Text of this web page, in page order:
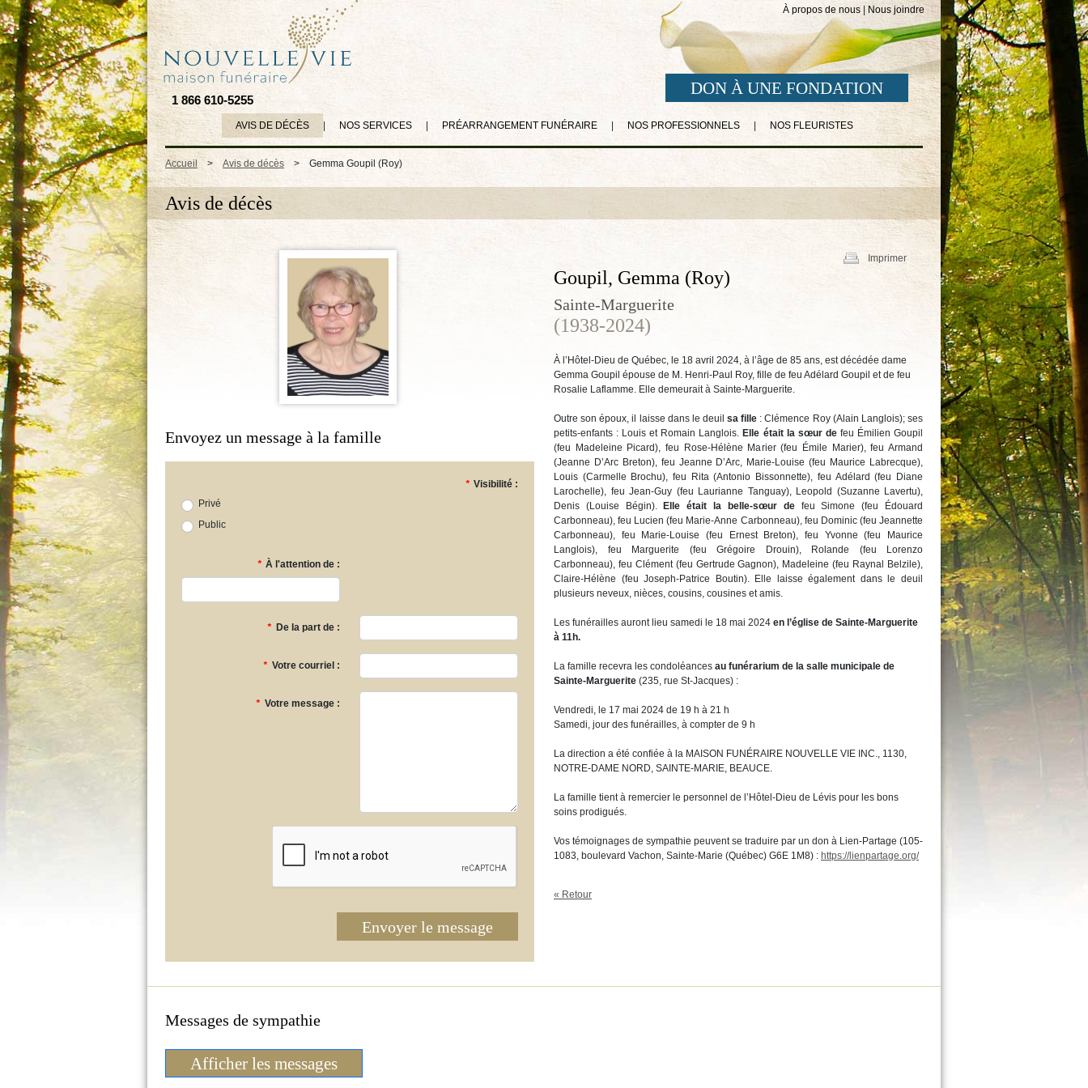
À propos de nous Nous joindre
1 866 610-5255
DON À UNE FONDATION
AVIS DE DÉCÈS NOS SERVICES PRÉARRANGEMENT FUNÉRAIRE NOS PROFESSIONNELS NOS FLEURISTES
Accueil > Avis de décès > Gemma Goupil (Roy)
Avis de décès
Envoyez un message à la famille
* Visibilité :
Privé
Public
* À l'attention de :
* De la part de :
* Votre courriel :
* Votre message :
Envoyer le message
Imprimer
Goupil, Gemma (Roy)
Sainte-Marguerite
(1938-2024)
À l’Hôtel-Dieu de Québec, le 18 avril 2024, à l’âge de 85 ans, est décédée dame
Gemma Goupil épouse de M. Henri-Paul Roy, fille de feu Adélard Goupil et de feu
Rosalie Laflamme. Elle demeurait à Sainte-Marguerite.
Outre son époux, il laisse dans le deuilsa fille : Clémence Roy (Alain Langlois); ses
petits-enfants : Louis et Romain Langlois. Elle était la sœur defeu Émilien Goupil
(feu Madeleine Picard), feu Rose-Hélène Marier (feu Émile Marier), feu Armand
(Jeanne D’Arc Breton), feu Jeanne D’Arc, Marie-Louise (feu Maurice Labrecque),
Louis (Carmelle Brochu), feu Rita (Antonio Bissonnette), feu Adélard (feu Diane
Larochelle), feu Jean-Guy (feu Laurianne Tanguay), Leopold (Suzanne Lavertu),
Denis (Louise Bégin).
Elle était la belle-sœur defeu Simone (feu Édouard
Carbonneau), feu Lucien (feu Marie-Anne Carbonneau), feu Dominic (feu Jeannette
Carbonneau), feu Marie-Louise (feu Ernest Breton), feu Yvonne (feu Maurice
Langlois), feu Marguerite (feu Grégoire Drouin), Rolande (feu Lorenzo
Carbonneau), feu Clément (feu Gertrude Gagnon), Madeleine (feu Raynal Belzile),
Claire-Hélène (feu Joseph-Patrice Boutin). Elle laisse également dans le deuil
plusieurs neveux, nièces, cousins, cousines et amis.
Les funérailles auront lieu samedi le 18 mai 2024 en l’église de Sainte-Marguerite
à 11h.
La famille recevra les condoléances au funérarium de la salle municipale de
Sainte-Marguerite (235, rue St-Jacques) :
Vendredi, le 17 mai 2024 de 19 h à 21 h
Samedi, jour des funérailles, à compter de 9 h
La direction a été confiée à la MAISON FUNÉRAIRE NOUVELLE VIE INC., 1130,
NOTRE-DAME NORD, SAINTE-MARIE, BEAUCE.
La famille tient à remercier le personnel de l’Hôtel-Dieu de Lévis pour les bons
soins prodigués.
Vos témoignages de sympathie peuvent se traduire par un don à Lien-Partage (105-
1083, boulevard Vachon, Sainte-Marie (Québec) G6E 1M8) : https://lienpartage.org/
« Retour
Messages de sympathie
Afficher les messages